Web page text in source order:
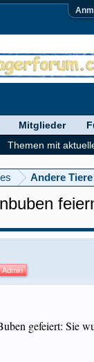
Andere Tiere
Admin
gefeiert: Sie
Themen mit
Mitglieder